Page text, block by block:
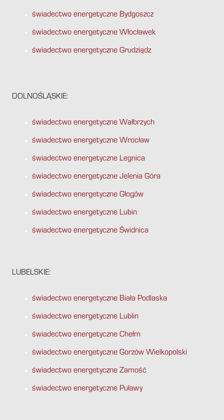
świadectwo energetyczne Bydgoszcz
świadectwo energetyczne Włocławek
świadectwo energetyczne Grudziądz
DOLNOŚLĄSKIE:
świadectwo energetyczne Wałbrzych
świadectwo energetyczne Wrocław
świadectwo energetyczne Legnica
świadectwo energetyczne Jelenia Góra
świadectwo energetyczne Głogów
świadectwo energetyczne Lubin
świadectwo energetyczne Świdnica
LUBELSKIE:
świadectwo energetyczne Biała Podlaska
świadectwo energetyczne Lublin
świadectwo energetyczne Chełm
świadectwo energetyczne Gorzów Wielkopolski
świadectwo energetyczne Zamość
świadectwo energetyczne Puławy